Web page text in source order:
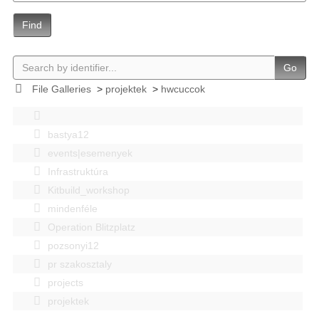
Find
Go
File Galleries> projektek> hwcuccok
bastya12
events|esemenyek
Infrastruktúra
Kitbuild_workshop
mindenféle
Operation Blitzplatz
pozsonyi12
pr szakosztaly
projects
projektek